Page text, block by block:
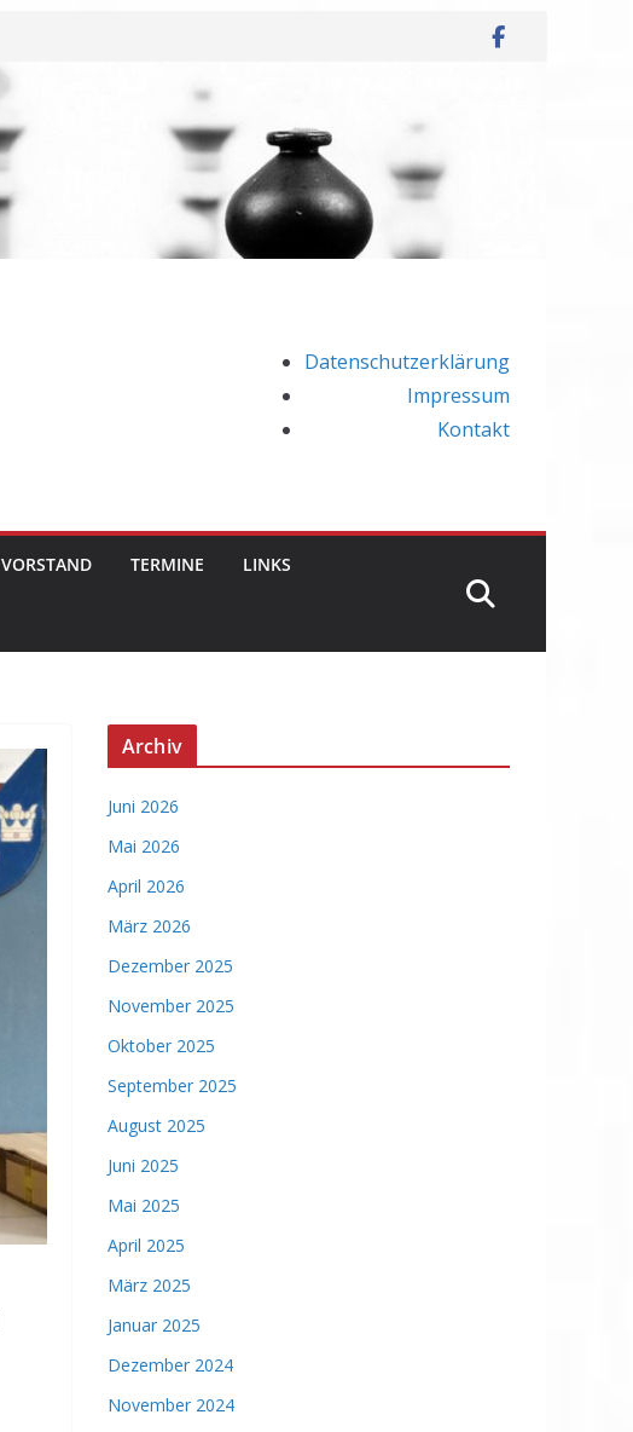
Datenschutzerklärung
Impressum
Kontakt
VORSTAND TERMINE LINKS
Archiv
Juni 2026
Mai 2026
April 2026
März 2026
Dezember 2025
November 2025
Oktober 2025
September 2025
August 2025
Juni 2025
Mai 2025
April 2025
März 2025
Januar 2025
Dezember 2024
November 2024